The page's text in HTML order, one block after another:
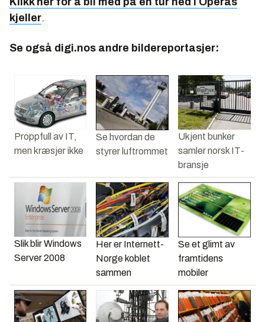
kjeller.
Se også digi.nos andre bildereportasjer:
Proppfull av IT,
men kræsjer ikke
Se hvordan de
styrer luftrommet
Ukjent bunker
samler norsk IT-
bransje
Slik blir Windows
Server 2008
Her er Internett-
Norge koblet
sammen
Se et glimt av
framtidens
mobiler